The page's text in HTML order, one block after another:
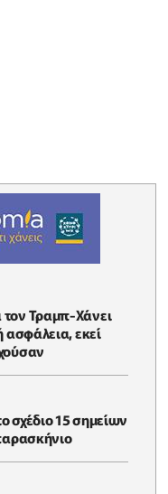
Τραμπ-Χάνει
ασφάλεια, εκεί
σχέδιο 15 σημείων